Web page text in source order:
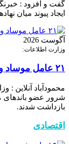
گفت و افزود :
ایجاد پیوند میان
آگوست 2026
وزارت اطلاعات:
۲۱ عامل موساد و ۴ عضو باند‌های مسلح بازداشت شدند
شرور عضو
بازداشت شدند.
اقتصادی